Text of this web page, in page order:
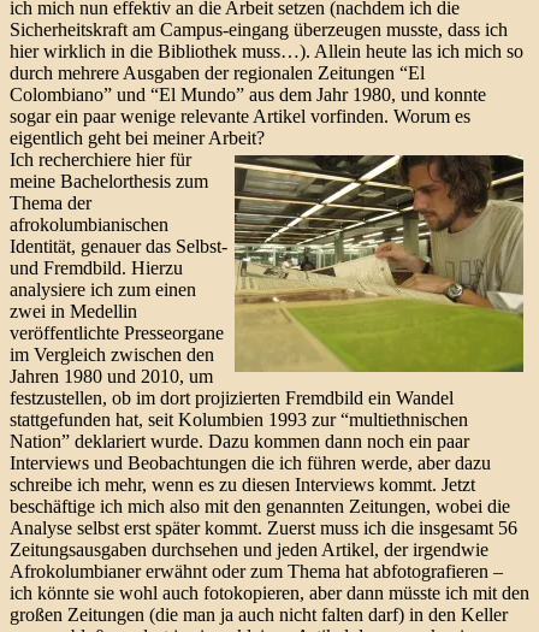
ich mich nun effektiv an die Arbeit setzen (nachdem ich die
Sicherheitskraft am Campus-eingang überzeugen musste, dass ich
hier wirklich in die Bibliothek muss…). Allein heute las ich mich so
durch mehrere Ausgaben der regionalen Zeitungen “El
Colombiano” und “El Mundo” aus dem Jahr 1980, und konnte
sogar ein paar wenige relevante Artikel vorfinden. Worum es
eigentlich geht bei meiner Arbeit?
Ich recherchiere hier für
meine Bachelorthesis zum
Thema der
afrokolumbianischen
Identität, genauer das Selbst-
und Fremdbild. Hierzu
analysiere ich zum einen
zwei in Medellin
veröffentlichte Presseorgane
im Vergleich zwischen den
Jahren 1980 und 2010, um
festzustellen, ob im dort projizierten Fremdbild ein Wandel
stattgefunden hat, seit Kolumbien 1993 zur “multiethnischen
Nation” deklariert wurde. Dazu kommen dann noch ein paar
Interviews und Beobachtungen die ich führen werde, aber dazu
schreibe ich mehr, wenn es zu diesen Interviews kommt. Jetzt
beschäftige ich mich also mit den genannten Zeitungen, wobei die
Analyse selbst erst später kommt. Zuerst muss ich die insgesamt 56
Zeitungsausgaben durchsehen und jeden Artikel, der irgendwie
Afrokolumbianer erwähnt oder zum Thema hat abfotografieren –
ich könnte sie wohl auch fotokopieren, aber dann müsste ich mit den
großen Zeitungen (die man ja auch nicht falten darf) in den Keller